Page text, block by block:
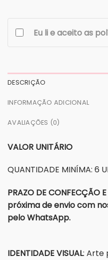
Eu li e aceito as
DESCRIÇÃO
INFORMAÇÃO ADICIONAL
AVALIAÇÕES (0)
VALOR UNITÁRIO
QUANTIDADE MINÍMA: 6
PRAZO DE CONFECÇÃO
próxima de envio com
pelo WhatsApp.
IDENTIDADE VISUAL: Arte